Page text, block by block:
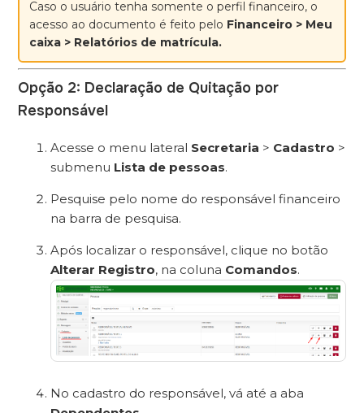
Caso o usuário tenha somente o perfil financeiro, o
acesso ao documento é feito pelo Financeiro > Meu
caixa > Relatórios de matrícula.
Opção 2: Declaração de Quitação por
Responsável
Acesse o menu lateral Secretaria > Cadastro >
submenu Lista de pessoas.
Pesquise pelo nome do responsável financeiro
na barra de pesquisa.
Após localizar o responsável, clique no botão
Alterar Registro, na coluna Comandos.
No cadastro do responsável, vá até a aba